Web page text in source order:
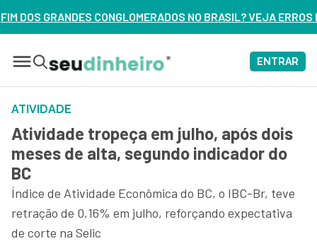
NO BRASIL? VEJA ERROS DE 3 DELES – ASSISTA AGORA
ENTRAR
ATIVIDADE
Atividade tropeça em julho, após dois
meses de alta, segundo indicador do
BC
Índice de Atividade Econômica do BC, o IBC-Br, teve
retração de 0,16% em julho, reforçando expectativa
de corte na Selic